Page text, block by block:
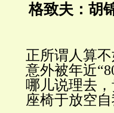
格致夫：胡
正所谓人算
意外被年近
哪儿说理去
座椅于放空自